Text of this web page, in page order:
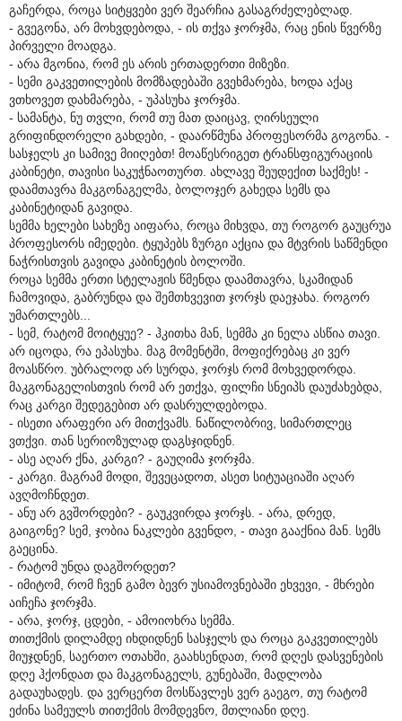
გაჩერდა, როცა სიტყვები ვერ შეარჩია გასაგრძელებლად.
- გვეგონა, არ მოხვდებოდა, - ის თქვა ჯორჯმა, რაც ენის წვერზე
პირველი მოადგა.
- არა მგონია, რომ ეს არის ერთადერთი მიზეზი.
- სემი გაკვეთილების მომზადებაში გვეხმარება, ხოდა აქაც
ვთხოვეთ დახმარება, - უპასუხა ჯორჯმა.
- სამანტა, ნუ თვლი, რომ თუ მათ დაიცავ, ღირსეული
გრიფინდორელი გახდები, - დაარწმუნა პროფესორმა გოგონა. -
სასჯელს კი სამივე მიიღებთ! მოაწესრიგეთ ტრანსფიგურაციის
კაბინეტი, თავისი საკუჭნაოთურთ. ახლავე შეუდექით საქმეს! -
დაამთავრა მაკგონაგელმა, ბოლოჯერ გახედა სემს და
კაბინეტიდან გავიდა.
სემმა ხელები სახეზე აიფარა, როცა მიხვდა, თუ როგორ გაუცრუა
პროფესორს იმედები. ტყუპებს ზურგი აქცია და მტვრის საწმენდი
ნაჭრისთვის გავიდა კაბინეტის ბოლოში.
როცა სემმა ერთი სტელაჟის წმენდა დაამთავრა, სკამიდან
ჩამოვიდა, გაბრუნდა და შემთხვევით ჯორჯს დაეჯახა. როგორ
უმართლებს...
- სემ, რატომ მოიტყუე? - ჰკითხა მან, სემმა კი ნელა ასწია თავი.
არ იცოდა, რა ეპასუხა. მაგ მომენტში, მოფიქრებაც კი ვერ
მოასწრო. უბრალოდ არ სურდა, ჯორჯს რომ მოხვედორდა.
მაკგონაგელისთვის რომ არ ეთქვა, ფილჩი სნეიპს დაუძახებდა,
რაც კარგი შედეგებით არ დასრულდებოდა.
- ისეთი არაფერი არ მითქვამს. ნაწილობრივ, სიმართლეც
ვთქვი. თან სერიოზულად დაგსჯიდნენ.
- ასე აღარ ქნა, კარგი? - გაუღიმა ჯორჯმა.
- კარგი. მაგრამ მოდი, შევეცადოთ, ასეთ სიტუაციაში აღარ
ავღმოჩნდეთ.
- ანუ არ გვშორდები? - გაუკვირდა ჯორჯს. - არა, დრედ,
გაიგონე? სემ, ჯობია ნაკლები გვენდო, - თავი გააქნია მან. სემს
გაეცინა.
- რატომ უნდა დაგშორდეთ?
- იმიტომ, რომ ჩვენ გამო ბევრ უსიამოვნებაში ეხვევი, - მხრები
აიჩეჩა ჯორჯმა.
- არა, ჯორჯ, ცდები, - ამოიოხრა სემმა.
თითქმის დილამდე იხდიდნენ სასჯელს და როცა გაკვეთილებს
მიუჯდნენ, საერთო ოთახში, გაახსენდათ, რომ დღეს დასვენების
დღე ჰქონდათ და მაკგონაგელს, გუნებაში, მადლობა
გადაუხადეს. და ვერცერთ მოსწავლეს ვერ გაეგო, თუ რატომ
ეძინა სამეულს თითქმის მომდევნო, მთლიანი დღე.